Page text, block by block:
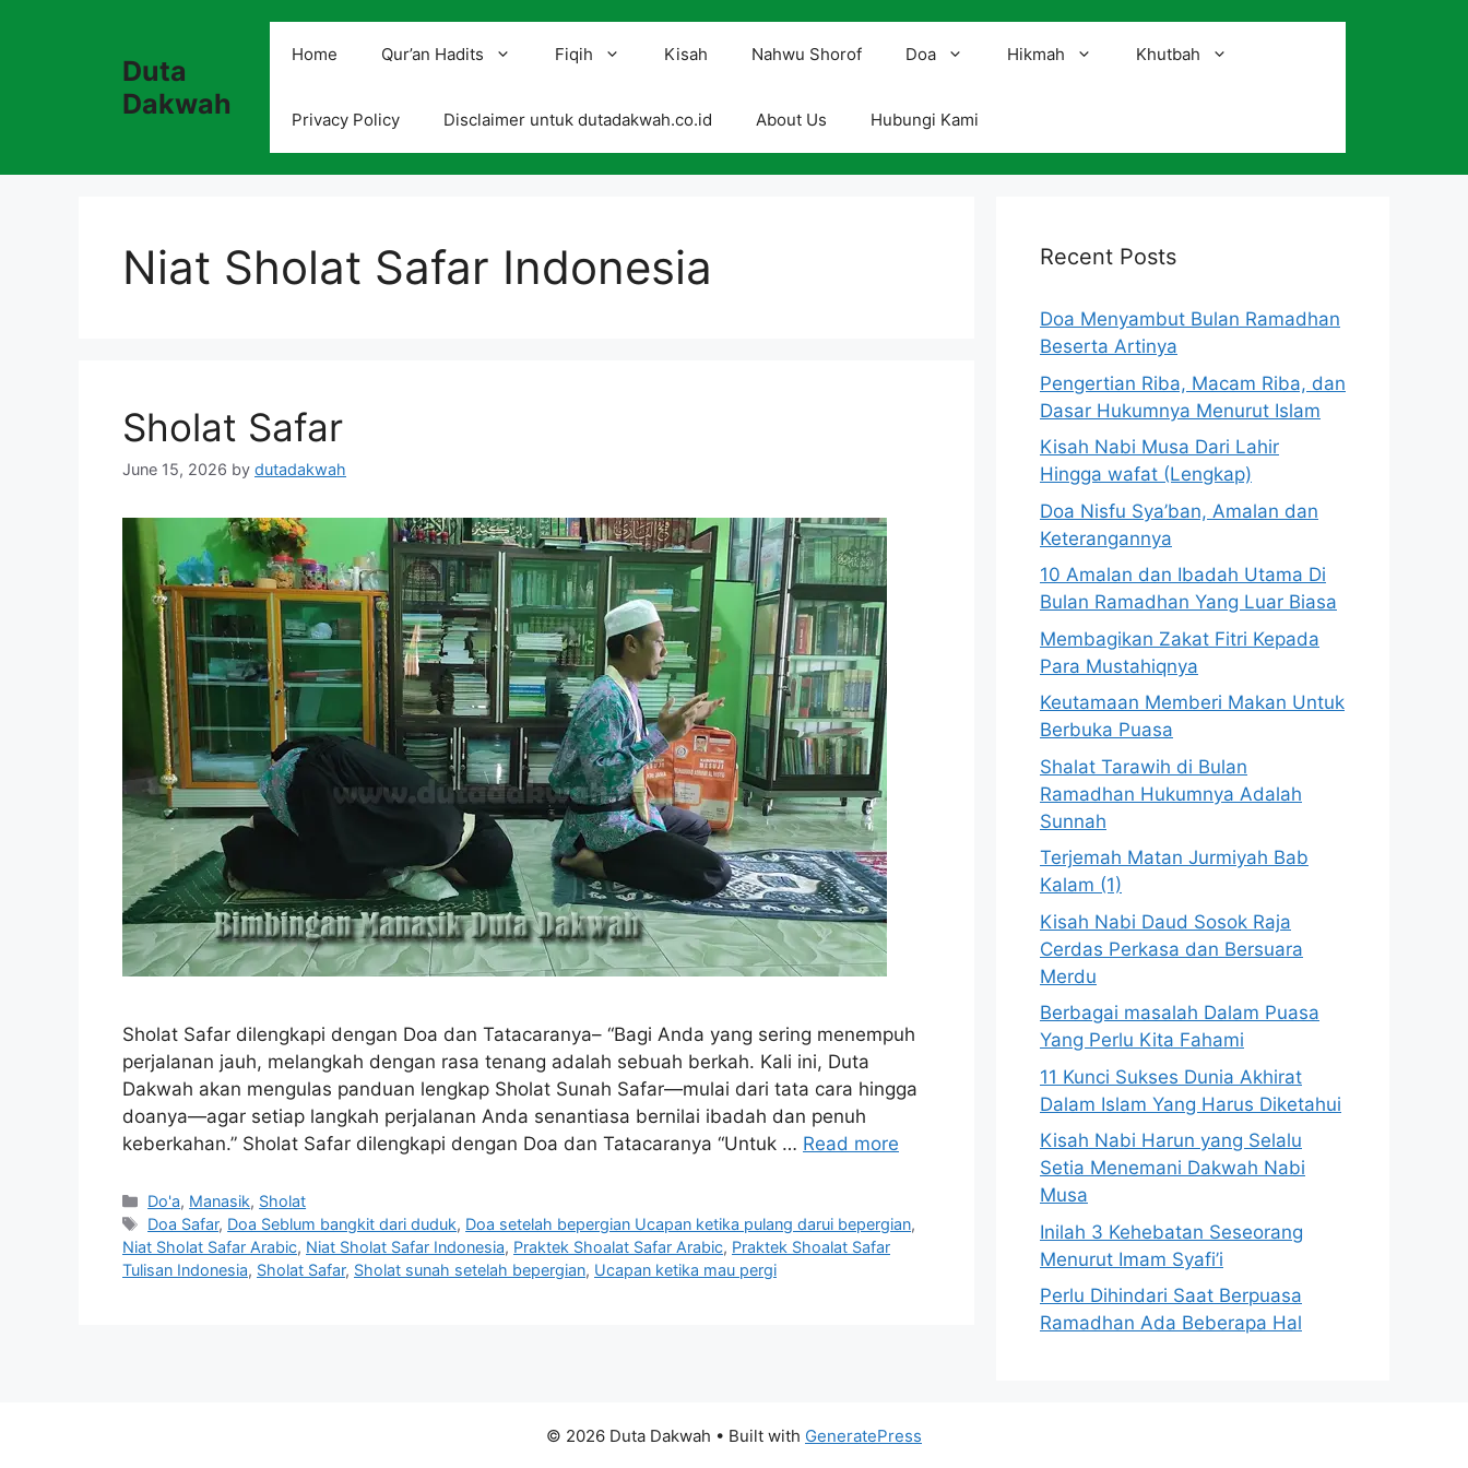
Duta
Dakwah
Home Qur’an Hadits Fiqih Kisah Nahwu Shorof Doa Hikmah Khutbah
Privacy Policy Disclaimer untuk dutadakwah.co.id About Us Hubungi Kami
Niat Sholat Safar Indonesia
Sholat Safar
June 15, 2026 by dutadakwah
Sholat Safar dilengkapi dengan Doa dan Tatacaranya– “Bagi Anda yang sering menempuh
perjalanan jauh, melangkah dengan rasa tenang adalah sebuah berkah. Kali ini, Duta
Dakwah akan mengulas panduan lengkap Sholat Sunah Safar—mulai dari tata cara hingga
doanya—agar setiap langkah perjalanan Anda senantiasa bernilai ibadah dan penuh
keberkahan.” Sholat Safar dilengkapi dengan Doa dan Tatacaranya “Untuk … Read more
Categories
Do'a, Manasik, Sholat
Tags
Doa Safar, Doa Seblum bangkit dari duduk, Doa setelah bepergian Ucapan ketika pulang darui bepergian,
Niat Sholat Safar Arabic, Niat Sholat Safar Indonesia, Praktek Shoalat Safar Arabic, Praktek Shoalat Safar
Tulisan Indonesia, Sholat Safar, Sholat sunah setelah bepergian, Ucapan ketika mau pergi
Recent Posts
Doa Menyambut Bulan Ramadhan
Beserta Artinya
Pengertian Riba, Macam Riba, dan
Dasar Hukumnya Menurut Islam
Kisah Nabi Musa Dari Lahir
Hingga wafat (Lengkap)
Doa Nisfu Sya’ban, Amalan dan
Keterangannya
10 Amalan dan Ibadah Utama Di
Bulan Ramadhan Yang Luar Biasa
Membagikan Zakat Fitri Kepada
Para Mustahiqnya
Keutamaan Memberi Makan Untuk
Berbuka Puasa
Shalat Tarawih di Bulan
Ramadhan Hukumnya Adalah
Sunnah
Terjemah Matan Jurmiyah Bab
Kalam (1)
Kisah Nabi Daud Sosok Raja
Cerdas Perkasa dan Bersuara
Merdu
Berbagai masalah Dalam Puasa
Yang Perlu Kita Fahami
11 Kunci Sukses Dunia Akhirat
Dalam Islam Yang Harus Diketahui
Kisah Nabi Harun yang Selalu
Setia Menemani Dakwah Nabi
Musa
Inilah 3 Kehebatan Seseorang
Menurut Imam Syafi’i
Perlu Dihindari Saat Berpuasa
Ramadhan Ada Beberapa Hal
© 2026 Duta Dakwah • Built with GeneratePress